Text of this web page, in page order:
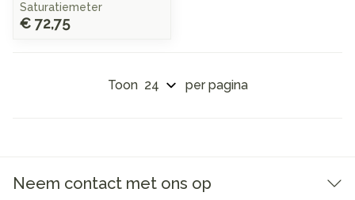
Saturatiemeter
€ 72,75
Toon per pagina
Neem contact met ons op